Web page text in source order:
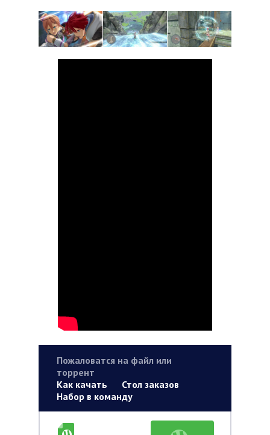
Пожаловатся на файл или
торрент
Как качать
Стол заказов
Набор в команду